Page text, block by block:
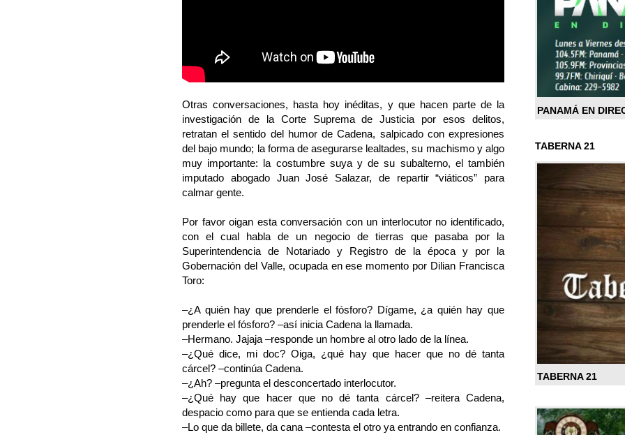
Otras conversaciones, hasta hoy inéditas, y que hacen parte de la
investigación de la Corte Suprema de Justicia por esos delitos,
retratan el sentido del humor de Cadena, salpicado con expresiones
del bajo mundo; la forma de asegurarse lealtades, su machismo y algo
muy importante: la costumbre suya y de su subalterno, el también
imputado abogado Juan José Salazar, de repartir “viáticos” para
calmar gente.
Por favor oigan esta conversación con un interlocutor no identificado,
con el cual habla de un negocio de tierras que pasaba por la
Superintendencia de Notariado y Registro de la época y por la
Gobernación del Valle, ocupada en ese momento por Dilian Francisca
Toro:
–¿A quién hay que prenderle el fósforo? Dígame, ¿a quién hay que
prenderle el fósforo? –así inicia Cadena la llamada.
–Hermano. Jajaja –responde un hombre al otro lado de la línea.
–¿Qué dice, mi doc? Oiga, ¿qué hay que hacer que no dé tanta
cárcel? –continúa Cadena.
–¿Ah? –pregunta el desconcertado interlocutor.
–¿Qué hay que hacer que no dé tanta cárcel? –reitera Cadena,
despacio como para que se entienda cada letra.
–Lo que da billete, da cana –contesta el otro ya entrando en confianza.
PANAMÁ EN
TABERNA 21
TABERNA 21